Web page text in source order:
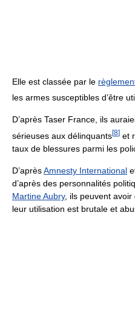
Elle est classée par le
les armes susceptibles d’être
D’après Taser France, ils
sérieuses aux délinquants[8] et
taux de blessures parmi les
D’aprèsAmnesty International
d’après des personnalités
Martine Aubry, ils peuvent
leur utilisation est brutale et